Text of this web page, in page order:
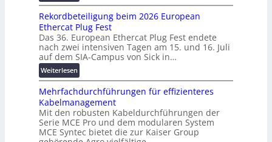
e
T
r
a
n
s
p
a
r
e
n
z
h
u
n
g
s
f
r
d
e
r
0
2
7
w
i
r
d
z
u
m
E
n
e
W
e
i
t
e
r
e
n
t
w
i
c
k
Rekordbeteiligung beim 2026 European
Ethercat Plug Fest
Das 36. European Ethercat Plug Fest endete
nach zwei intensiven Tagen am 15. und 16. Juli
auf dem SIA-Campus von Sick in…
Weiterlesen:
R
e
k
o
r
d
Mehrfachdurchführungen für effizienteres
Kabelmanagement
Mit den robusten Kabeldurchführungen der
Serie MCE Pro und dem modularen System
MCE Syntec bietet die zur Kaiser Group